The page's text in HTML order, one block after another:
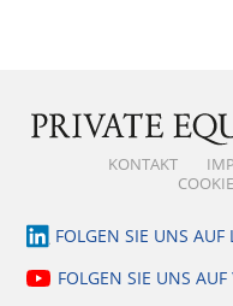
KONTAKT
FOLGEN SIE UNS AUF
FOLGEN SIE UNS AUF